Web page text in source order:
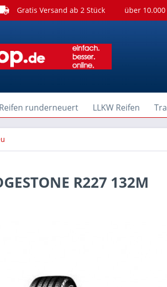
Gratis Versand ab 2 Stück über
runderneuert LLKW Reifen
R227 132M